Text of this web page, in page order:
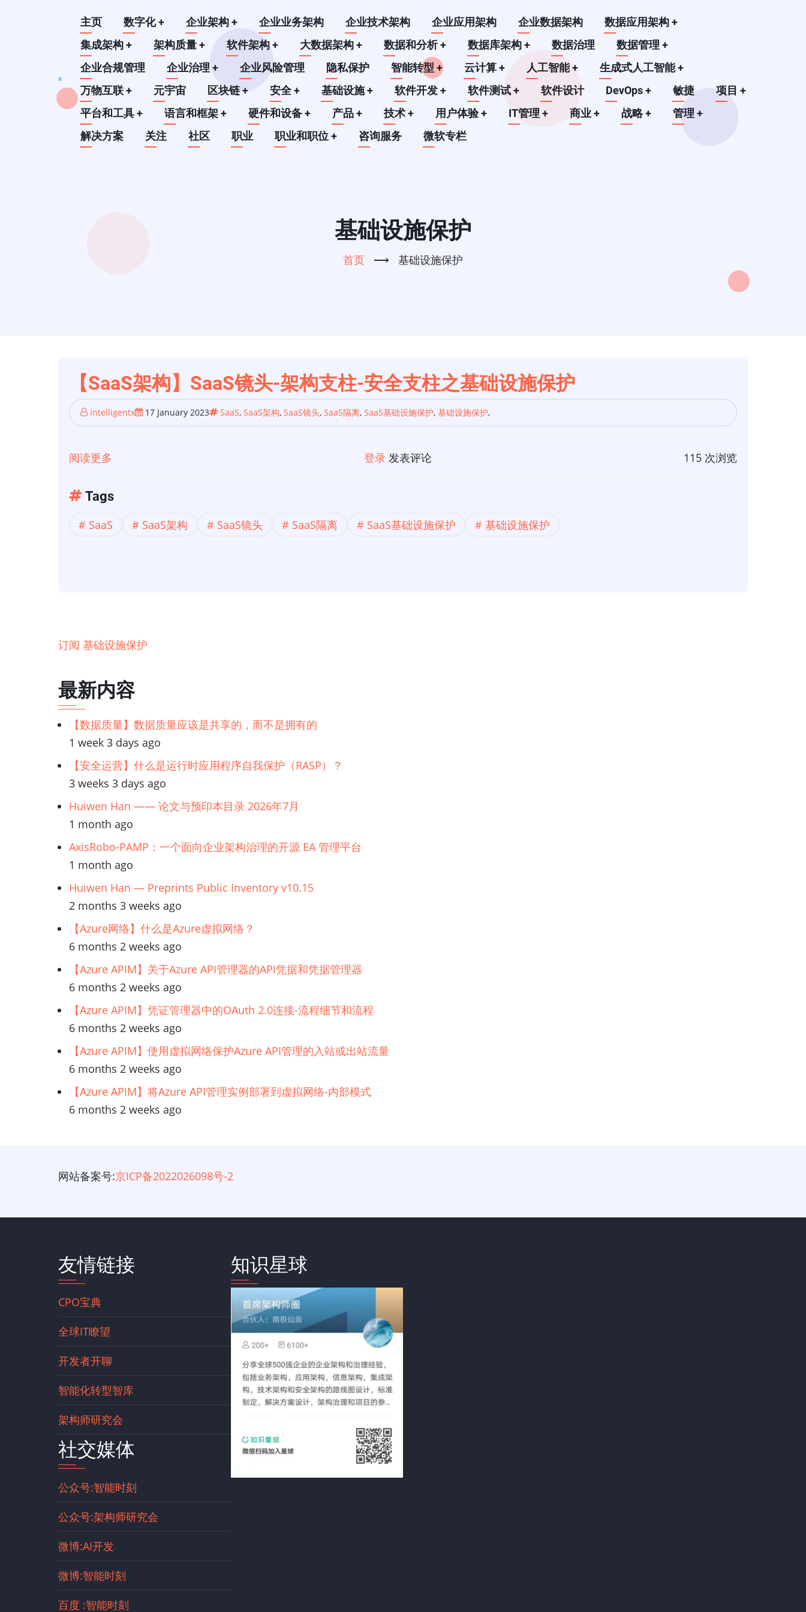
Main
navigation
主页 数字化+ 企业架构+ 企业业务架构 企业技术架构 企业应用架构 企业数据架构 数据应用架构+
集成架构+ 架构质量+ 软件架构+ 大数据架构+ 数据和分析+ 数据库架构+ 数据治理 数据管理+
企业合规管理
企业治理+ 企业风险管理 隐私保护 智能转型+ 云计算+ 人工智能+ 生成式人工智能+
万物互联+ 元宇宙 区块链+ 安全+ 基础设施+ 软件开发+ 软件测试+ 软件设计 DevOps+ 敏捷 项目+
平台和工具+ 语言和框架+ 硬件和设备+ 产品+ 技术+ 用户体验+ IT管理+ 商业+ 战略+ 管理+
解决方案
关注 社区 职业 职业和职位+ 咨询服务 微软专栏
基础设施保护
首页 ⟶ 基础设施保护
【SaaS架构】SaaS镜头-架构支柱-安全支柱之基础设施保护
intelligentx 17 January 2023 SaaS, SaaS架构, SaaS镜头, SaaS隔离, SaaS基础设施保护, 基础设施保护,
阅读更多
【SaaS
构】
支
全
柱
之
基
础
设
保
护
登录 发表评论 115 次浏览
Tags
SaaS SaaS架构 SaaS镜头 SaaS隔离 SaaS基础设施保护 基础设施保护
订阅 基础设施保护
最新内容
【数据质量】数据质量应该是共享的，而不是拥有的
1 week 3 days ago
【安全运营】什么是运行时应用程序自我保护（RASP）？
3 weeks 3 days ago
Huiwen Han —— 论文与预印本目录 2026年7月
1 month ago
AxisRobo-PAMP：一个面向企业架构治理的开源 EA 管理平台
1 month ago
Huiwen Han — Preprints Public Inventory v10.15
2 months 3 weeks ago
【Azure网络】什么是Azure虚拟网络？
6 months 2 weeks ago
【Azure APIM】关于Azure API管理器的API凭据和凭据管理器
6 months 2 weeks ago
【Azure APIM】凭证管理器中的OAuth 2.0连接-流程细节和流程
6 months 2 weeks ago
【Azure APIM】使用虚拟网络保护Azure API管理的入站或出站流量
6 months 2 weeks ago
【Azure APIM】将Azure API管理实例部署到虚拟网络-内部模式
6 months 2 weeks ago
网站备案号:京ICP备2022026098号-2
友情链接
CPO宝典
全球IT瞭望
开发者开聊
智能化转型智库
架构师研究会
社交媒体
公众号:智能时刻
公众号:架构师研究会
微博:AI开发
微博:智能时刻
百度 :智能时刻
知识星球